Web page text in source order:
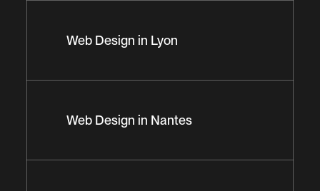
Web Design in Lyon
Web Design in Nantes